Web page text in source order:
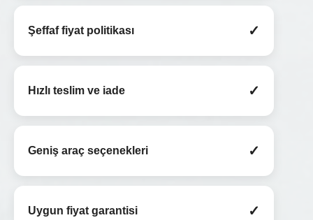
Şeffaf fiyat politikası ✓
Hızlı teslim ve iade ✓
Geniş araç seçenekleri ✓
Uygun fiyat garantisi ✓